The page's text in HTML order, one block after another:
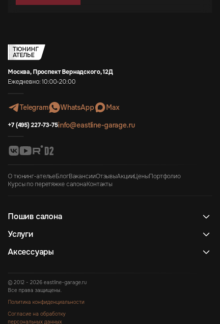
ТЮНИНГ
АТЕЛЬЕ
Москва, Проспект Вернадского, 12Д
Ежедневно: 10:00-20:00
Telegram WhatsApp Max
+7 (495) 227-73-75info@eastline-garage.ru
О тюнинг-ательеБлогВакансииОтзывыАкцииЦеныПортфолио
Курсы по перетяжке салонаКонтакты
Пошив салона
Услуги
Аксессуары
© 2012 - 2026 eastline-garage.ru
Все права защищены.
Политика конфиденциальности
Согласие на обработку
персональных данных